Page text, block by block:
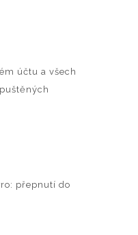
účtu a všech
přepnutí do